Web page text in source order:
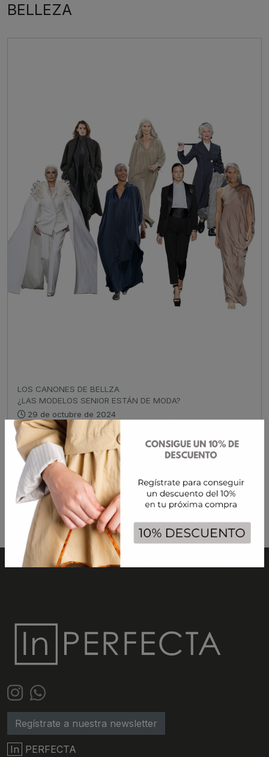
BELLEZA
LOS CANONES DE BELLZA
¿LAS MODELOS SENIOR ESTÁN DE MODA?
29 de octubre de 2024
¡Charlemos mientras nos tomamos un Café In!
Hoy hablamos sobre las modelos más seniors de la
industria
LEER MAS
Regístrate a nuestra newsletter
In PERFECTA